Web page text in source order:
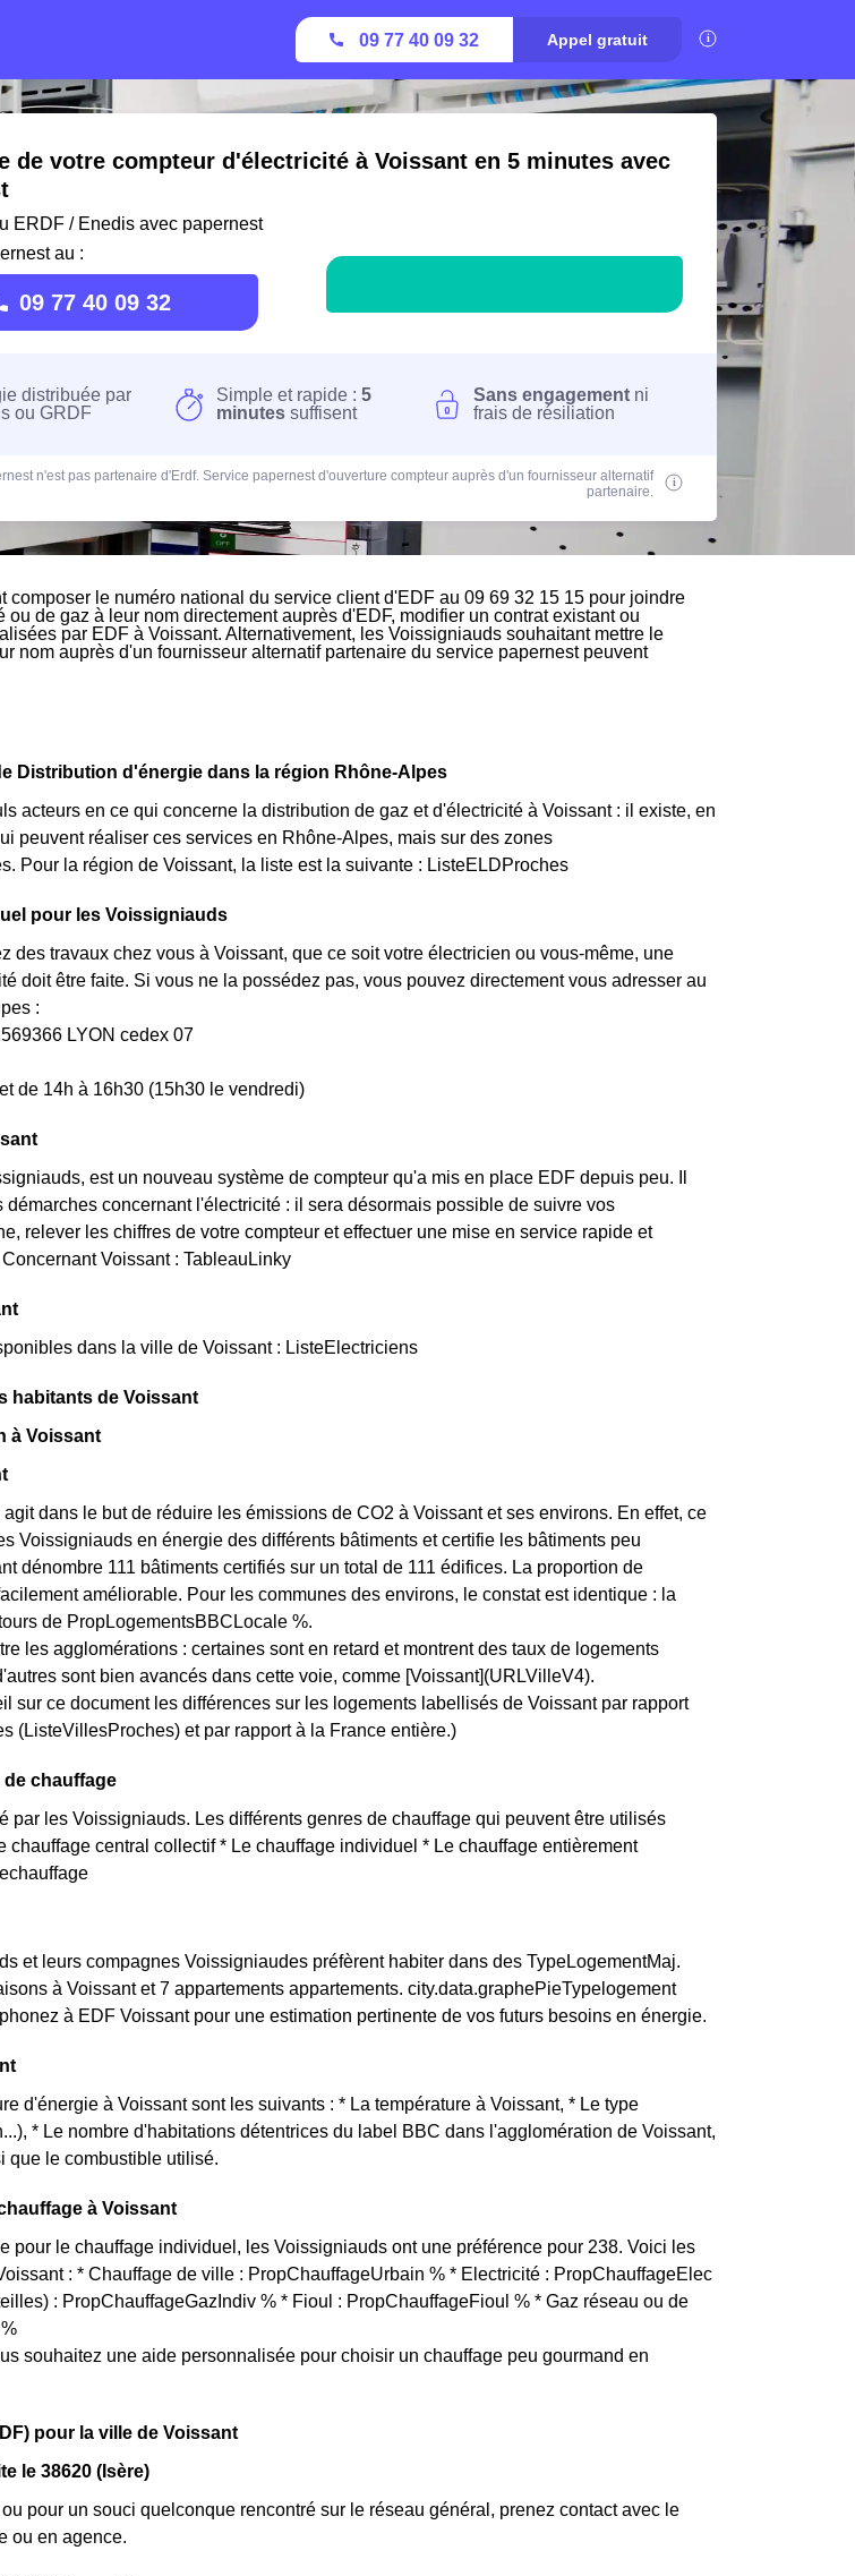
09 77 40 09 32 Appel gratuit
de votre compteur d'électricité à Voissant en 5 minutes avec
ERDF / Enedis avec papernest
au :
09 77 40 09 32
distribuée par
ou GRDF
Simple et rapide :5
minutes suffisent
Sans engagement ni
frais de résiliation
n'est pas partenaire d'Erdf. Service papernest d'ouverture compteur auprès d'un fournisseur alternatif
partenaire.
composer le numéro national du service client d'EDF au 09 69 32 15 15 pour joindre
ou de gaz à leur nom directement auprès d'EDF, modifier un contrat existant ou
par EDF à Voissant. Alternativement, les Voissigniauds souhaitant mettre le
nom auprès d'un fournisseur alternatif partenaire du service papernest peuvent
Distribution d'énergie dans la région Rhône-Alpes
acteurs en ce qui concerne la distribution de gaz et d'électricité à Voissant : il existe, en
peuvent réaliser ces services en Rhône-Alpes, mais sur des zones
Pour la région de Voissant, la liste est la suivante : ListeELDProches
pour les Voissigniauds
des travaux chez vous à Voissant, que ce soit votre électricien ou vous-même, une
doit être faite. Si vous ne la possédez pas, vous pouvez directement vous adresser au
:
LYON cedex 07
de 14h à 16h30 (15h30 le vendredi)
est un nouveau système de compteur qu'a mis en place EDF depuis peu. Il
démarches concernant l'électricité : il sera désormais possible de suivre vos
relever les chiffres de votre compteur et effectuer une mise en service rapide et
Voissant : TableauLinky
dans la ville de Voissant : ListeElectriciens
habitants de Voissant
à Voissant
dans le but de réduire les émissions de CO2 à Voissant et ses environs. En effet, ce
Voissigniauds en énergie des différents bâtiments et certifie les bâtiments peu
dénombre 111 bâtiments certifiés sur un total de 111 édifices. La proportion de
améliorable. Pour les communes des environs, le constat est identique : la
de PropLogementsBBCLocale %.
les agglomérations : certaines sont en retard et montrent des taux de logements
sont bien avancés dans cette voie, comme [Voissant](URLVilleV4).
sur ce document les différences sur les logements labellisés de Voissant par rapport
(ListeVillesProches) et par rapport à la France entière.)
chauffage
par les Voissigniauds. Les différents genres de chauffage qui peuvent être utilisés
chauffage central collectif * Le chauffage individuel * Le chauffage entièrement
et leurs compagnes Voissigniaudes préfèrent habiter dans des TypeLogementMaj.
à Voissant et 7 appartements appartements. city.data.graphePieTypelogement
à EDF Voissant pour une estimation pertinente de vos futurs besoins en énergie.
d'énergie à Voissant sont les suivants : * La température à Voissant, * Le type
* Le nombre d'habitations détentrices du label BBC dans l'agglomération de Voissant,
que le combustible utilisé.
à Voissant
pour le chauffage individuel, les Voissigniauds ont une préférence pour 238. Voici les
: * Chauffage de ville : PropChauffageUrbain % * Electricité : PropChauffageElec
: PropChauffageGazIndiv % * Fioul : PropChauffageFioul % * Gaz réseau ou de
souhaitez une aide personnalisée pour choisir un chauffage peu gourmand en
pour la ville de Voissant
le 38620 (Isère)
pour un souci quelconque rencontré sur le réseau général, prenez contact avec le
ou en agence.